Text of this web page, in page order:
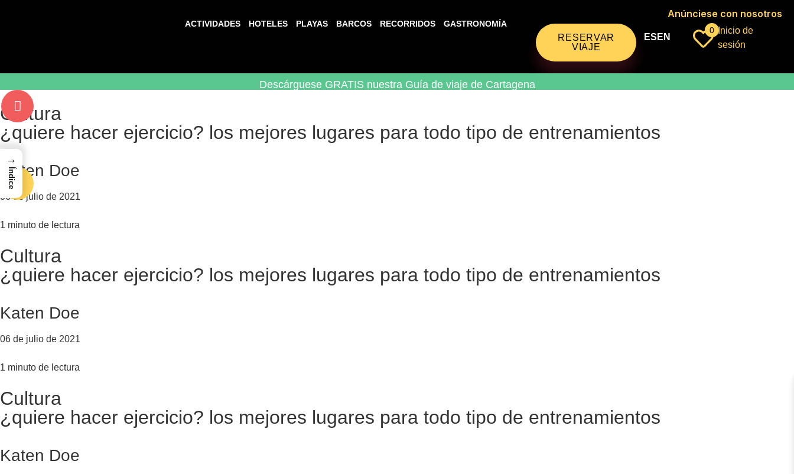
ACTIVIDADES HOTELES PLAYAS BARCOS RECORRIDOS GASTRONOMÍA
Anúnciese con nosotros
RESERVAR
VIAJE
ES EN
0 Inicio de
sesión
Descárguese GRATIS nuestra Guía de viaje de Cartagena
Cultura
¿quiere hacer ejercicio? los mejores lugares para todo tipo de entrenamientos
Katen Doe
06 de julio de 2021
1 minuto de lectura
Cultura
¿quiere hacer ejercicio? los mejores lugares para todo tipo de entrenamientos
Katen Doe
06 de julio de 2021
1 minuto de lectura
Cultura
¿quiere hacer ejercicio? los mejores lugares para todo tipo de entrenamientos
Katen Doe
→
Índice